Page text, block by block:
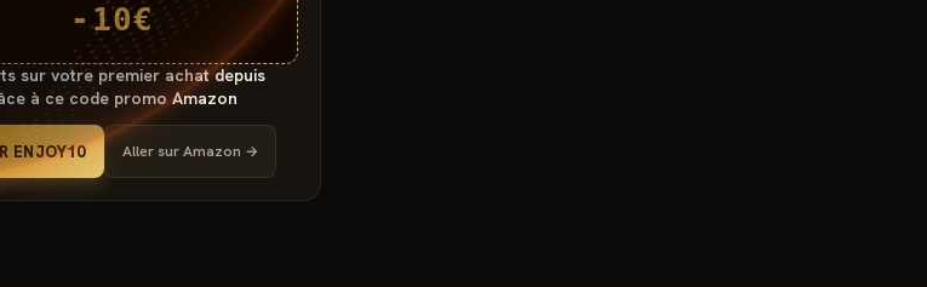
-10€
sur votre premier achat depuis
à ce code promo Amazon
ENJOY10 Aller surAmazon →